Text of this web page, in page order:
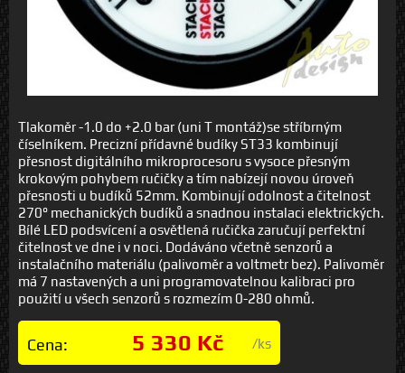
Tlakoměr -1.0 do +2.0 bar (uni T montáž)se stříbrným
číselníkem. Precizní přídavné budíky ST33 kombinují
přesnost digitálního mikroprocesoru s vysoce přesným
krokovým pohybem ručičky a tím nabízejí novou úroveň
přesnosti u budíků 52mm. Kombinují odolnost a čitelnost
270° mechanických budíků a snadnou instalaci elektrických.
Bílé LED podsvícení a osvětlená ručička zaručují perfektní
čitelnost ve dne i v noci. Dodáváno včetně senzorů a
instalačního materiálu (palivoměr a voltmetr bez). Palivoměr
má 7 nastavených a uni programovatelnou kalibraci pro
použití u všech senzorů s rozmezím 0-280 ohmů.
Cena: 5 330 Kč /ks